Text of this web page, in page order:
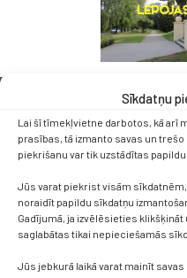
Sīkdatņu
Lai šī tīmekļvietne darbotos, kā arī
prasības, tā izmanto savas un
piekrišanu var tik uzstādītas
Jūs varat piekrist visām sīkdatnēm,
noraidīt papildu sīkdatņu
Gadījumā, ja izvēlēsieties klikšķināt
saglabātas tikai nepieciešamās
Jūs jebkurā laikā varat mainīt
Kontakti
+371 638 656 05